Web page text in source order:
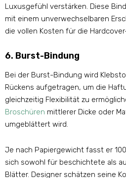
Luxusgefühl verstärken. Diese
mit einem unverwechselbaren
die vollen Kosten für die
6. Burst-Bindung
Bei der Burst-Bindung wird
Rückens aufgetragen, um die
gleichzeitig Flexibilität zu
Broschüren mittlerer Dicke oder
umgeblättert wird.
Je nach Papiergewicht fasst er
sich sowohl für beschichtete als
Blätter. Designer schätzen seine